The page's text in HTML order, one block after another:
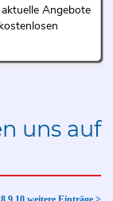
Angebote
uns auf